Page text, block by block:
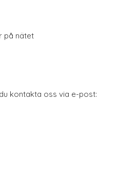
på nätet
kontakta oss via e-post: